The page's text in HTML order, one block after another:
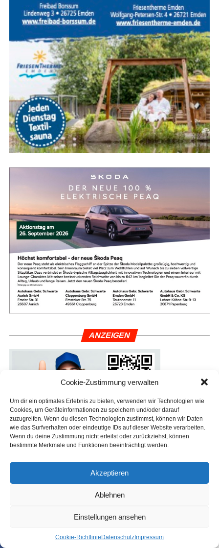
Cookie-Zustimmung verwalten
Um dir ein optimales Erlebnis zu bieten, verwenden wir Technologien wie
Cookies, um Geräteinformationen zu speichern und/oder darauf
zuzugreifen. Wenn du diesen Technologien zustimmst, können wir Daten
wie das Surfverhalten oder eindeutige IDs auf dieser Website verarbeiten.
Wenn du deine Zustimmung nicht erteilst oder zurückziehst, können
bestimmte Merkmale und Funktionen beeinträchtigt werden.
Akzeptieren
Ablehnen
Einstellungen ansehen
Coo­kie-Richt­li­nie Daten­schutz Impres­sum
SHARE TWEET
ANZEI­GEN